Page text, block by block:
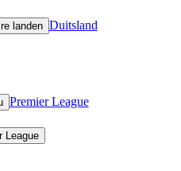
landen Duitsland
Premier League
League